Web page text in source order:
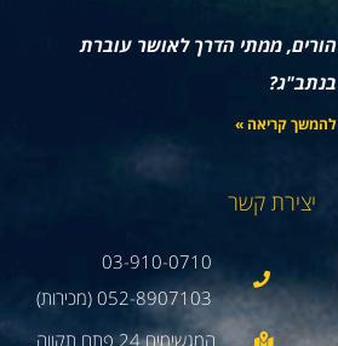
הורים, ממתי הדרך לאושר עוברת
בנתב"ג?
להמשך קריאה »
יצירת קשר
03-910-0710
052-8907103 (מכירות)